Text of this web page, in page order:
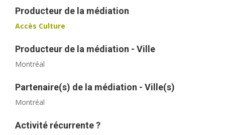
Producteur de la médiation
Accès Culture
Producteur de la médiation - Ville
Montréal
Partenaire(s) de la médiation - Ville(s)
Montréal
Activité récurrente ?